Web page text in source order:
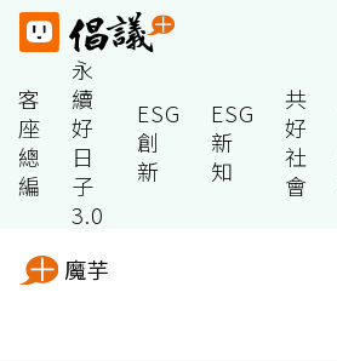
客
座
總
編
永
續
好
日
子
3.0
ESG
創
新
ESG
新
知
共
好
社
會
魔芋